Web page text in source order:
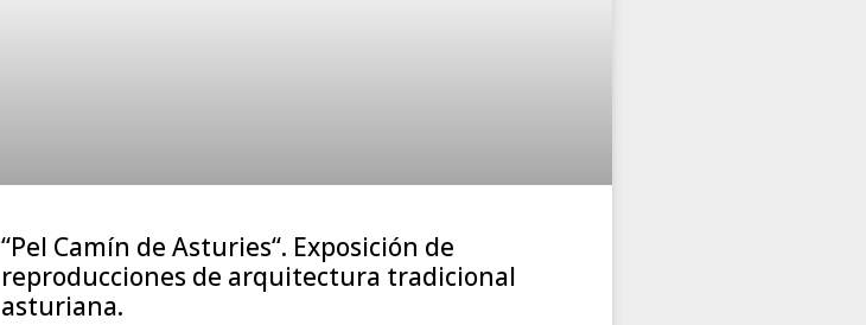
“Pel Camín de Asturies“. Exposición de
reproducciones de arquitectura tradicional
asturiana.